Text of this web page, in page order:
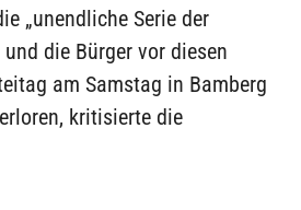
„unendliche Serie der
die Bürger vor diesen
am Samstag in Bamberg
kritisierte die